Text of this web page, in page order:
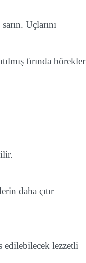
Uçlarını
fırında börekler
daha çıtır
edilebilecek lezzetli